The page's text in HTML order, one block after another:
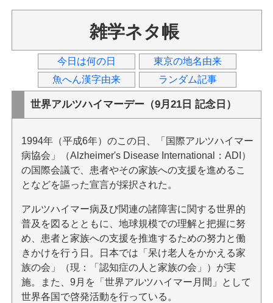
雑学ネタ帳
今日は何の日
東京の地名由来
魚へん漢字由来
ランダム記事
世界アルツハイマーデー（9月21日 記念日）
1994年（平成6年）のこの日、「国際アルツハイマー
病協会」（Alzheimer's Disease International：ADI）
の国際会議で、患者やその家族への支援を進めるこ
となどを謳った宣言が採択された。
アルツハイマー病及び関連の諸障害に関する世界的
普及を図るとともに、地球規模での理解と把握に努
め、患者と家族への支援を推進するための努力と働
きかけを行う日。日本では「呆け老人をかかえる家
族の会」（現：「認知症の人と家族の会」）が実
施。また、9月を「世界アルツハイマー月間」として
世界各国で啓発活動を行っている。